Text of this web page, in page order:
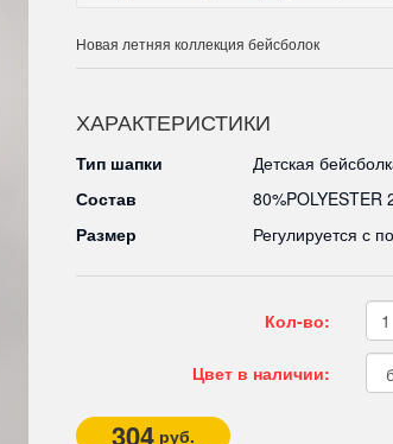
Новая летняя коллекция бейсболок
ХАРАКТЕРИСТИКИ
Тип шапки
Детская
Состав
80%POLYESTER
Размер
Регулируется с
Кол-во:
Цвет в наличии:
304 руб.